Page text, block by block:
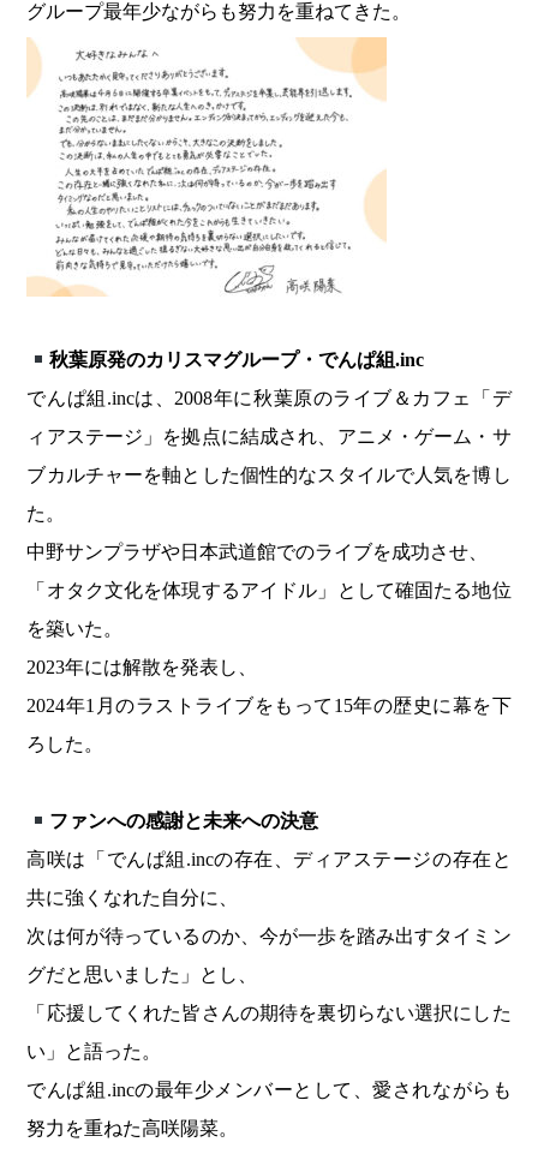
グループ最年少ながらも努力を重ねてきた。
秋葉原発のカリスマグループ・でんぱ組.inc
でんぱ組.incは、2008年に秋葉原のライブ＆カフェ「デ
ィアステージ」を拠点に結成され、アニメ・ゲーム・サ
ブカルチャーを軸とした個性的なスタイルで人気を博し
た。
中野サンプラザや日本武道館でのライブを成功させ、
「オタク文化を体現するアイドル」として確固たる地位
を築いた。
2023年には解散を発表し、
2024年1月のラストライブをもって15年の歴史に幕を下
ろした。
ファンへの感謝と未来への決意
高咲は「でんぱ組.incの存在、ディアステージの存在と
共に強くなれた自分に、
次は何が待っているのか、今が一歩を踏み出すタイミン
グだと思いました」とし、
「応援してくれた皆さんの期待を裏切らない選択にした
い」と語った。
でんぱ組.incの最年少メンバーとして、愛されながらも
努力を重ねた高咲陽菜。